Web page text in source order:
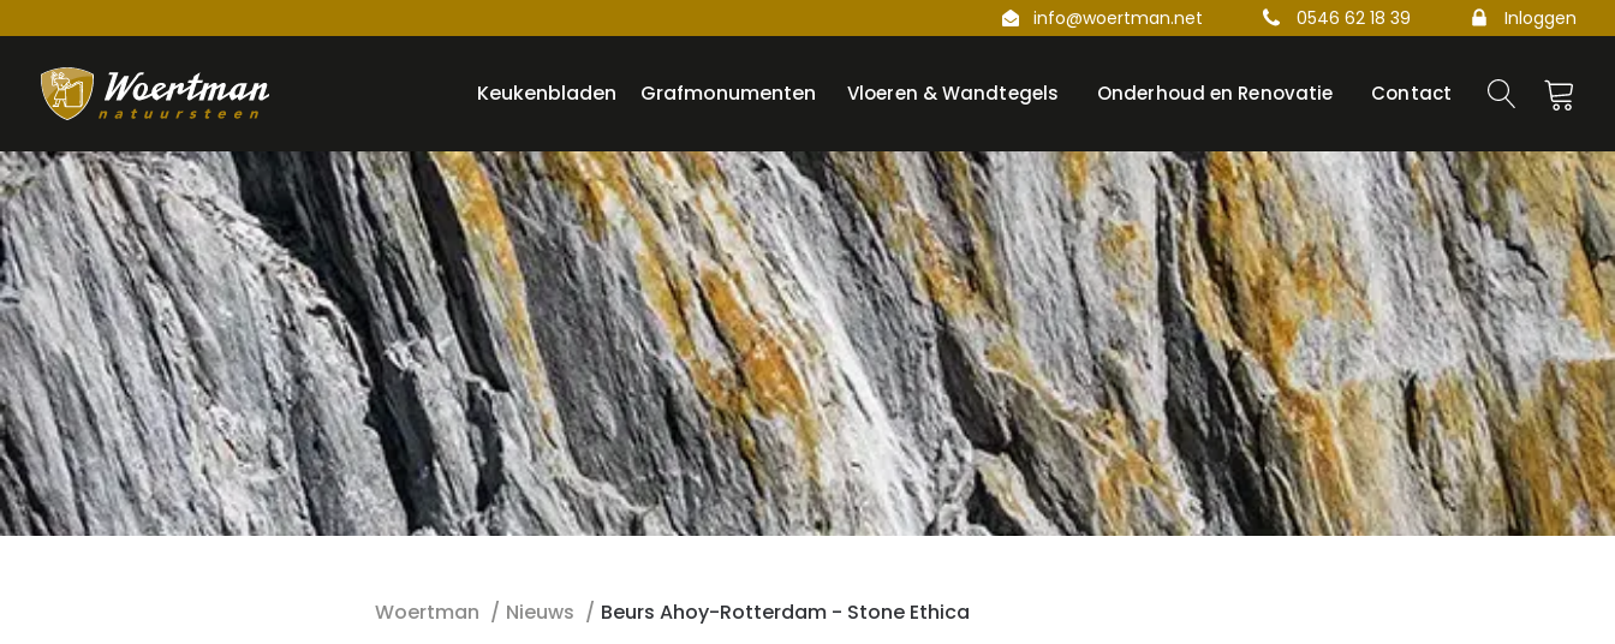
info@woertman.net 0546 62 18 39 Inloggen
Keukenbladen Grafmonumenten Vloeren & Wandtegels Onderhoud en Renovatie Contact
Woertman Nieuws Beurs Ahoy-Rotterdam - Stone Ethica